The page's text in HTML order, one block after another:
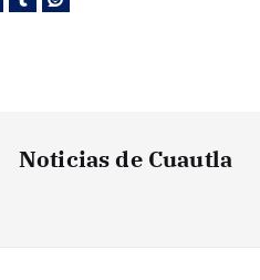
Noticias de Cuautla